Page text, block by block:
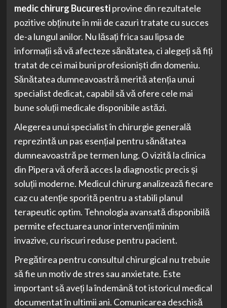
medic chirurg Bucurestiprovine din rezultatele
pozitive obținute în mii de cazuri tratate cu succes
de-a lungul anilor. Nu lăsați frica sau lipsa de
informații să vă afecteze sănătatea, ci alegeți să fiți
tratat de cei mai buni profesioniști din domeniu.
Sănătatea dumneavoastră merită atenția unui
specialist dedicat, capabil să vă ofere cele mai
bune soluții medicale disponibile astăzi.
Alegerea unui specialist în chirurgie generală
reprezintă un pas esențial pentru sănătatea
dumneavoastră pe termen lung. O vizită la clinica
din Pipera vă oferă acces la diagnostic precis și
soluții moderne. Medicul chirurg analizează fiecare
caz cu atenție sporită pentru a stabili planul
terapeutic optim. Tehnologia avansată disponibilă
permite efectuarea unor intervenții minim
invazive, cu riscuri reduse pentru pacient.
Pregătirea pentru consultul chirurgical nu trebuie
să fie un motiv de stres sau anxietate. Este
important să aveți la îndemână tot istoricul medical
documentat în ultimii ani. Comunicarea deschisă